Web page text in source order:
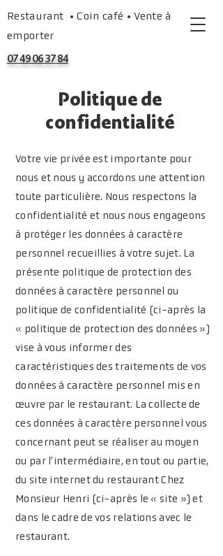
Restaurant • Coin café • Vente à
emporter
07 49 06 37 84
Politique de
confidentialité
Votre vie privée est importante pour
nous et nous y accordons une attention
toute particulière. Nous respectons la
confidentialité et nous nous engageons
à protéger les données à caractère
personnel recueillies à votre sujet. La
présente politique de protection des
données à caractère personnel ou
politique de confidentialité (ci-après la
« politique de protection des données »)
vise à vous informer des
caractéristiques des traitements de vos
données à caractère personnel mis en
œuvre par le restaurant. La collecte de
ces données à caractère personnel vous
concernant peut se réaliser au moyen
ou par l’intermédiaire, en tout ou partie,
du site internet du restaurant Chez
Monsieur Henri (ci-après le « site ») et
dans le cadre de vos relations avec le
restaurant.